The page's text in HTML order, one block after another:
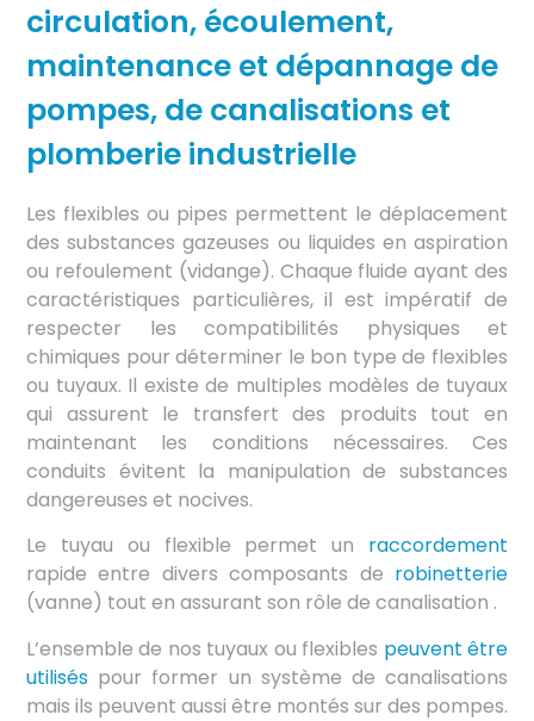
circulation, écoulement,
maintenance et dépannage de
pompes, de canalisations et
plomberie industrielle
Les flexibles ou pipes permettent le déplacement
des substances gazeuses ou liquides en aspiration
ou refoulement (vidange). Chaque fluide ayant des
caractéristiques particulières, il est impératif de
respecter les compatibilités physiques et
chimiques pour déterminer le bon type de flexibles
ou tuyaux. Il existe de multiples modèles de tuyaux
qui assurent le transfert des produits tout en
maintenant les conditions nécessaires. Ces
conduits évitent la manipulation de substances
dangereuses et nocives.
Le tuyau ou flexible permet un raccordement
rapide entre divers composants de robinetterie
(vanne) tout en assurant son rôle de canalisation .
L’ensemble de nos tuyaux ou flexibles peuvent être
utilisés pour former un système de canalisations
mais ils peuvent aussi être montés sur des pompes.